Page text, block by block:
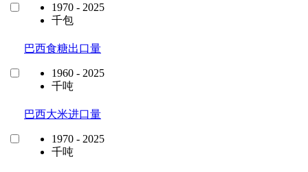
1970 - 2025
千包
巴西食糖出口量
1960 - 2025
千吨
巴西大米进口量
1970 - 2025
千吨